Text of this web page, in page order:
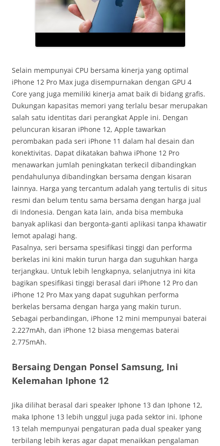
Selain mempunyai CPU bersama kinerja yang optimal
iPhone 12 Pro Max juga disempurnakan dengan GPU 4
Core yang juga memiliki kinerja amat baik di bidang grafis.
Dukungan kapasitas memori yang terlalu besar merupakan
salah satu identitas dari perangkat Apple ini. Dengan
peluncuran kisaran iPhone 12, Apple tawarkan
perombakan pada seri iPhone 11 dalam hal desain dan
konektivitas. Dapat dikatakan bahwa iPhone 12 Pro
menawarkan jumlah peningkatan terkecil dibandingkan
pendahulunya dibandingkan bersama dengan kisaran
lainnya. Harga yang tercantum adalah yang tertulis di situs
resmi dan belum tentu sama bersama dengan harga jual
di Indonesia. Dengan kata lain, anda bisa membuka
banyak aplikasi dan bergonta-ganti aplikasi tanpa khawatir
lemot apalagi hang.
Pasalnya, seri bersama spesifikasi tinggi dan performa
berkelas ini kini makin turun harga dan suguhkan harga
terjangkau. Untuk lebih lengkapnya, selanjutnya ini kita
bagikan spesifikasi tinggi berasal dari iPhone 12 Pro dan
iPhone 12 Pro Max yang dapat suguhkan performa
berkelas bersama dengan harga yang makin turun.
Sebagai perbandingan, iPhone 12 mini mempunyai baterai
2.227mAh, dan iPhone 12 biasa mengemas baterai
2.775mAh.
Bersaing Dengan Ponsel Samsung, Ini
Kelemahan Iphone 12
Jika dilihat berasal dari speaker Iphone 13 dan Iphone 12,
maka Iphone 13 lebih unggul juga pada sektor ini. Iphone
13 telah mempunyai pengaturan pada dual speaker yang
terbilang lebih keras agar dapat menaikkan pengalaman